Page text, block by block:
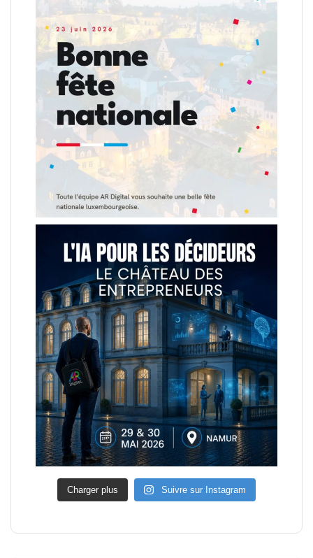
Charger plus Suivre sur Instagram